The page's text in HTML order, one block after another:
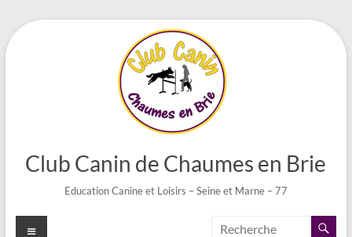
Aller
au
Club Canin de Chaumes en Brie
Education Canine et Loisirs – Seine et Marne – 77
Menu